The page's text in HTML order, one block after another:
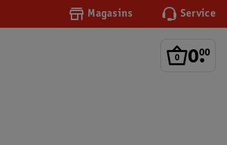
Magasins Service
0.
00